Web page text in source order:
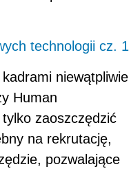
technologii cz. 1
niewątpliwie
Human
zaoszczędzić
na rekrutację,
pozwalające